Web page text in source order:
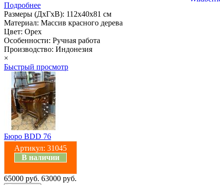
Подробнее
Размеры (ДхГхВ): 112х40х81 см
Материал: Массив красного дерева
Цвет: Орех
Особенности: Ручная работа
Производство: Индонезия
×
Быстрый просмотр
Бюро BDD 76
Артикул: 31045
В наличии
65000 руб. 63000 руб.